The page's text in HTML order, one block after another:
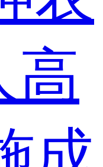
高